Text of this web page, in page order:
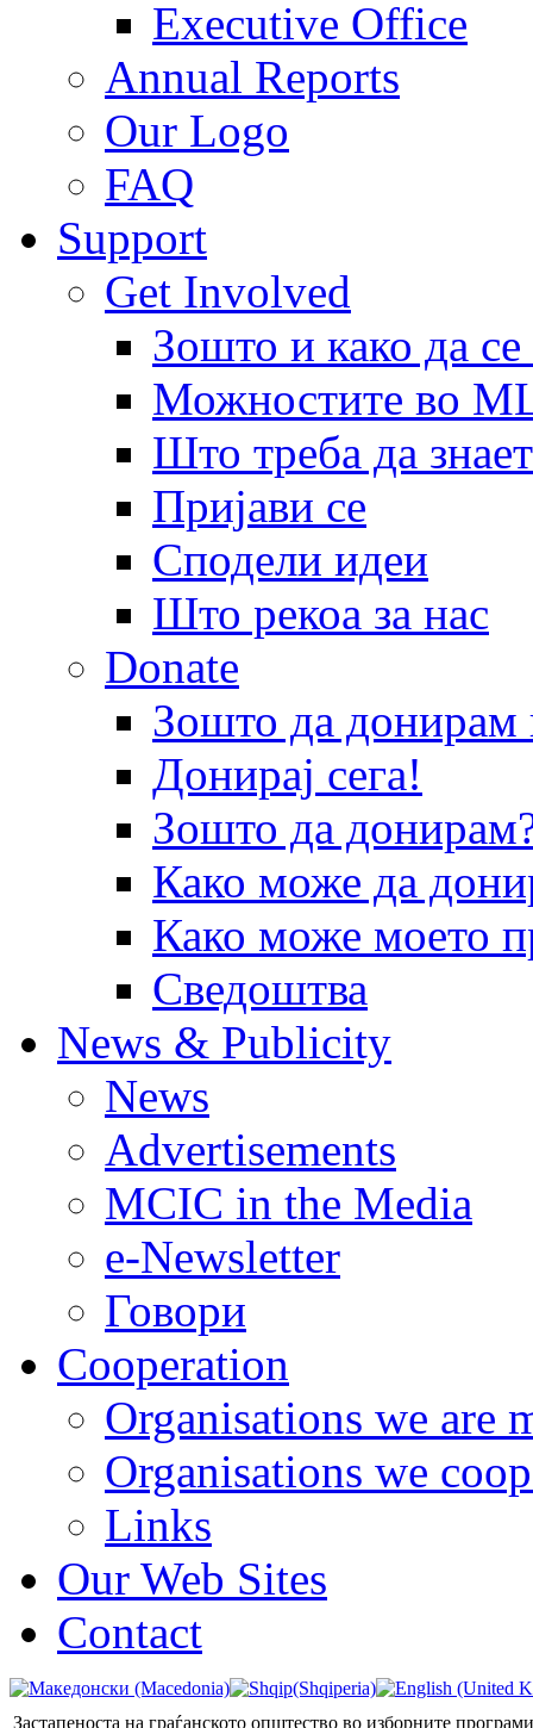
Executive Office
Annual Reports
Our Logo
FAQ
Support
Get Involved
Зошто и како да
Можностите во
Што треба да
Пријави се
Сподели идеи
Што рекоа за нас
Donate
Зошто да
Донирај сега!
Зошто да
Како може да
Како може моето
Сведоштва
News & Publicity
News
Advertisements
MCIC in the Media
e-Newsletter
Говори
Cooperation
Organisations we are
Organisations we
Links
Our Web Sites
Contact
Застапеноста на граѓанското општество во изборните